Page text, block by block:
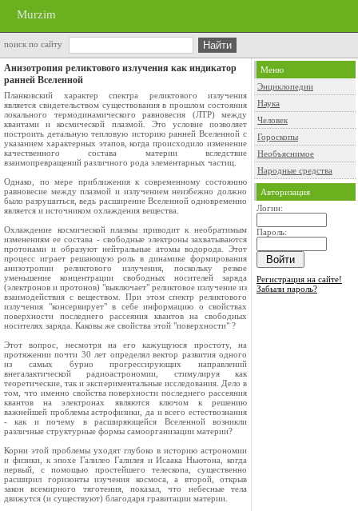
Murzim
поиск по сайту
Анизотропия реликтового излучения как индикатор
ранней Вселенной
Планковский характер спектра реликтового излучения
является свидетельством существования в прошлом состояния
локального термодинамического равновесия (ЛТР) между
квантами и космической плазмой. Это условие позволяет
построить детальную тепловую историю ранней Вселенной с
указанием характерных этапов, когда происходило изменение
качественного состава материи вследствие
взаимопревращений различного рода элементарных частиц.
Однако, по мере приближения к современному состоянию
равновесие между плазмой и излучением неизбежно должно
было разрушиться, ведь расширение Вселенной одновременно
является и источником охлаждения вещества.
Охлаждение космической плазмы приводит к необратимым
изменениям ее состава - свободные электроны захватываются
протонами и образуют нейтральные атомы водорода. Этот
процесс играет решающую роль в динамике формирования
анизотропии реликтового излучения, поскольку резкое
уменьшение концентрации свободных носителей заряда
(электронов и протонов) "выключает" реликтовое излучение из
взаимодействия с веществом. При этом спектр реликтового
излучения "консервирует" в себе информацию о свойствах
поверхности последнего рассеяния квантов на свободных
носителях заряда. Каковы же свойства этой "поверхности" ?
Этот вопрос, несмотря на его кажущуюся простоту, на
протяжении почти 30 лет определял вектор развития одного
из самых бурно прогрессирующих направлений
внегалактической радиоастрономии, стимулируя как
теоретические, так и экспериментальные исследования. Дело в
том, что именно свойства поверхности последнего рассеяния
квантов на электронах являются ключом к решению
важнейшей проблемы астрофизики, да и всего естествознания
- как и почему в расширяющейся Вселенной возникли
различные структурные формы самоорганизации материи?
Корни этой проблемы уходят глубоко в историю астрономии
и физики, к эпохе Галилео Галилея и Исаака Ньютона, когда
первый, с помощью простейшего телескопа, существенно
расширил горизонты изучения космоса, а второй, открыв
закон всемирного тяготения, показал, что небесные тела
движутся (и существуют) благодаря гравитации материи.
Меню
Энциклопедии
Наука
Человек
Гороскопы
Необъяснимое
Народные средства
Авторизация
Логин:
Пароль:
Регистрация на сайте!
Забыли пароль?